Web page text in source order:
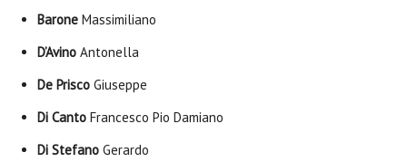
Barone Massimiliano
D’Avino Antonella
De Prisco Giuseppe
Di Canto Francesco Pio Damiano
Di Stefano Gerardo